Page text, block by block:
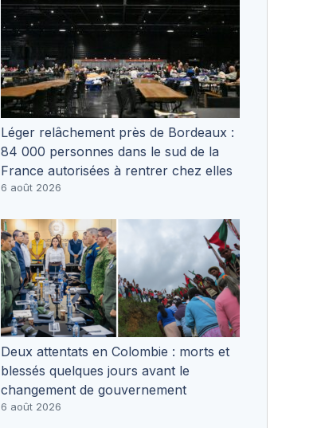
Léger relâchement près de Bordeaux :
84 000 personnes dans le sud de la
France autorisées à rentrer chez elles
6 août 2026
Deux attentats en Colombie : morts et
blessés quelques jours avant le
changement de gouvernement
6 août 2026